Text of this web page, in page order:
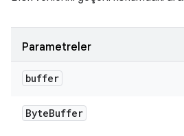
Parametreler
buffer
ByteBuffer